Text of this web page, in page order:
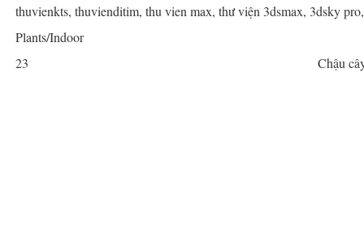
thuvienkts, thuvienditim, thu vien max, thư viện 3dsmax, 3dsky
Plants/Indoor
23
Chậu